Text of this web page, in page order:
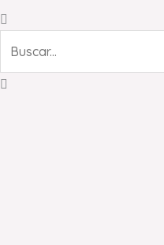
Search